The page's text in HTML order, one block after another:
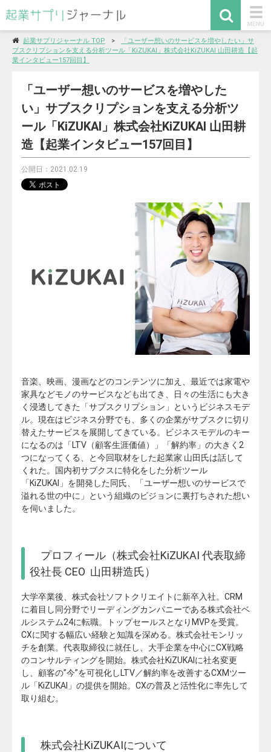
MENU
起業サプリジャーナル TOP
「ユーザー想いのサービスを増やしたい」サ
ブスクリプションを支える分析ツール「KiZUKAI」株式会社KiZUKAI 山田耕造【起
業インタビュー157回目】
「ユーザー想いのサービスを増やした
い」サブスクリプションを支える分析ツ
ール「KiZUKAI」株式会社KiZUKAI 山田耕
造【起業インタビュー157回目】
公開日：2021.02.19
音楽、映画、漫画などのコンテンツに加え、最近では家電や
家具などモノのサービスなども出てき、日々の生活にも大き
く浸透してきた「サブスクリプション」というビジネスモデ
ル。現在はビジネス分野でも、多くの企業がサブスクに切り
替えたサービスを展開してきている。ビジネスモデルのキー
になるのは「LTV（顧客生涯価値）」「解約率」の大きく2
つになってくる、と今回取材をした起業家 山田氏は話して
くれた。国内初サブクスに特化をした分析ツール
「KiZUKAI」を開発した同氏、「ユーザー想いのサービスで
溢れる世の中に」という組織のビジョンに裏打ちされた想い
を伺いました。
プロフィール（株式会社KiZUKAI 代表取締
役社長 CEO 山田耕造氏）
大学卒業後、株式会社ソフトクリエイトに新卒入社。CRM
に着目し同分野でリーディングカンパニーである株式会社ベ
ルシステム24に転職。トップセールスとなりMVPを受賞。
CXに関する幅広い経験と知識を深める。株式会社モンリッ
チを創業。代表取締役に就任し、大手企業を中心にCX戦略
のコンサルティングを開始。株式会社KiZUKAIに社名変更
し、顧客の”今”を可視化しLTV／解約率を改善するCXMツー
ル「KiZUKAI」の提供を開始。CXの普及と活性化に率先して
取り組む。
株式会社KiZUKAIについて